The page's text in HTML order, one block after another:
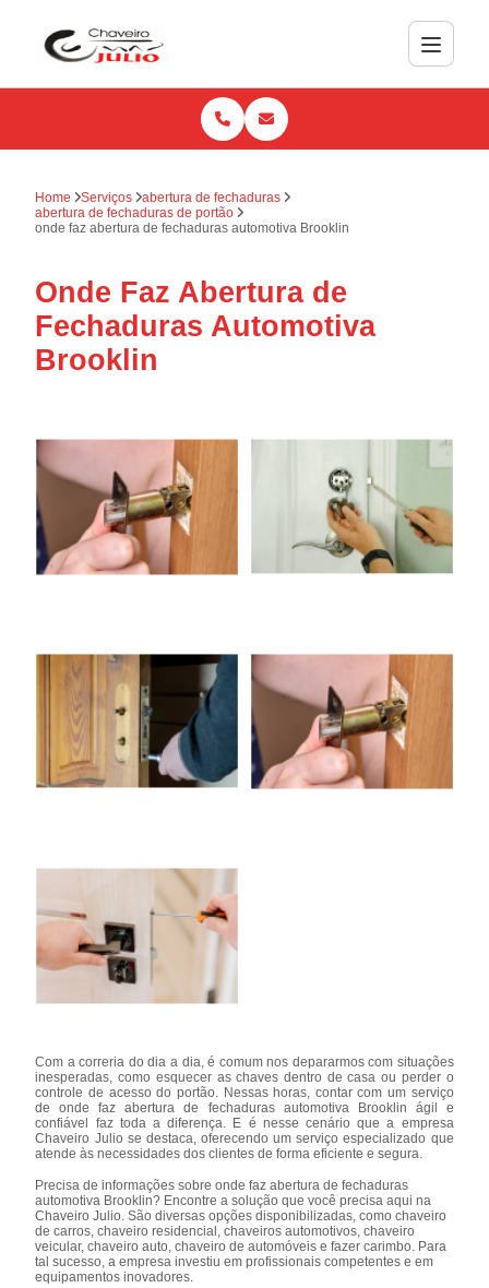
Home Serviços
abertura de fechaduras
abertura de fechaduras de portão
onde faz abertura de fechaduras automotiva Brooklin
Onde Faz Abertura de
Fechaduras Automotiva
Brooklin
Com a correria do dia a dia, é comum nos depararmos com situações
inesperadas, como esquecer as chaves dentro de casa ou perder o
controle de acesso do portão. Nessas horas, contar com um serviço
de onde faz abertura de fechaduras automotiva Brooklin ágil e
confiável faz toda a diferença. E é nesse cenário que a empresa
Chaveiro Julio se destaca, oferecendo um serviço especializado que
atende às necessidades dos clientes de forma eficiente e segura.
Precisa de informações sobre onde faz abertura de fechaduras
automotiva Brooklin? Encontre a solução que você precisa aqui na
Chaveiro Julio. São diversas opções disponibilizadas, como chaveiro
de carros, chaveiro residencial, chaveiros automotivos, chaveiro
veicular, chaveiro auto, chaveiro de automóveis e fazer carimbo. Para
tal sucesso, a empresa investiu em profissionais competentes e em
equipamentos inovadores.